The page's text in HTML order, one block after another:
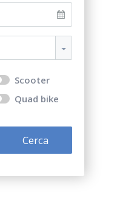
Scooter
Quad bike
Cerca